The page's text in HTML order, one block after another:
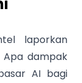
laporkan
Apa dampak
AI bagi